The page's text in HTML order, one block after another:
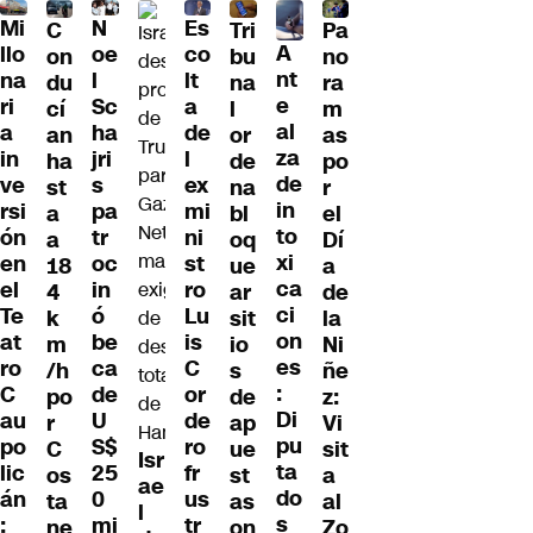
Mi
llo
na
ri
a
in
ve
rsi
ón
en
el
Te
at
ro
C
au
po
lic
án
:
C
on
du
cí
an
ha
st
a
a
18
4
k
m
/h
po
r
C
os
ta
N
oe
l
Sc
ha
jri
s
pa
tr
oc
in
ó
be
ca
de
U
S$
25
0
mi
Isr
ae
l
Es
co
lt
a
de
l
ex
mi
ni
st
ro
Lu
is
C
or
de
ro
fr
us
tr
Tri
bu
na
l
or
de
na
bl
oq
ue
ar
sit
io
s
de
ap
ue
st
as
A
nt
e
al
za
de
in
to
xi
ca
ci
on
es
:
Di
pu
ta
do
s
Pa
no
ra
m
as
po
r
el
Dí
a
de
la
Ni
ñe
z:
Vi
sit
a
al